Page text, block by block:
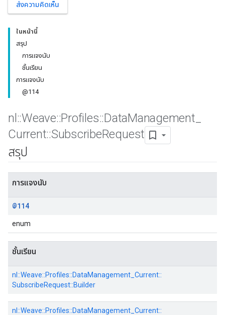
ส่งความคิดเห็น
ในหน้านี้
สรุป
การแจงนับ
ชั้นเรียน
การแจงนับ
@114
nl ::Weave::Profiles::DataManagement
Current::SubscribeRequest
สรุป
การแจงนับ
@114
enum
ชั้นเรียน
nl::Weave::Profiles::DataManagement_Current::
SubscribeRequest::Builder
nl::Weave::Profiles::DataManagement_Current::